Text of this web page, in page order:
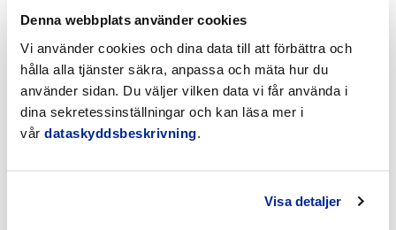
Denna webbplats använder cookies
Vi använder cookies och dina data till att förbättra och
hålla alla tjänster säkra, anpassa och mäta hur du
använder sidan. Du väljer vilken data vi får använda i
dina sekretessinställningar och kan läsa mer i
vår dataskyddsbeskrivning
Visa detaljer
för
att
läsa
artikeln